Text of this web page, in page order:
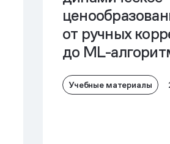
от ручных
до ML-
Учебные материалы